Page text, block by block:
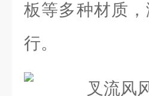
板等多种材质
行。